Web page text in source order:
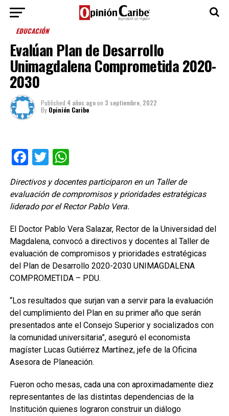
EDUCACIÓN
Evalúan Plan de Desarrollo
Unimagdalena Comprometida 2020-
2030
Published 4 años agoon 3 septiembre, 2022
By Opinión Caribe
Facebook
TwitterWhatsApp
Directivos y docentes participaron en un Taller de
evaluación de compromisos y prioridades estratégicas
liderado por el Rector Pablo Vera.
El Doctor Pablo Vera Salazar, Rector de la Universidad del
Magdalena, convocó a directivos y docentes al Taller de
evaluación de compromisos y prioridades estratégicas
del Plan de Desarrollo 2020-2030 UNIMAGDALENA
COMPROMETIDA – PDU.
“Los resultados que surjan van a servir para la evaluación
del cumplimiento del Plan en su primer año que serán
presentados ante el Consejo Superior y socializados con
la comunidad universitaria”, aseguró el economista
magíster Lucas Gutiérrez Martínez, jefe de la Oficina
Asesora de Planeación.
Fueron ocho mesas, cada una con aproximadamente diez
representantes de las distintas dependencias de la
Institución quienes lograron construir un diálogo